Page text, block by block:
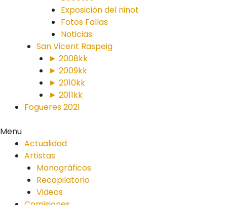
Exposición del ninot
Fotos Fallas
Noticias
San Vicent Raspeig
► 2008kk
► 2009kk
► 2010kk
► 2011kk
Fogueres 2021
Menu
Actualidad
Artistas
Monográficos
Recopilatorio
Videos